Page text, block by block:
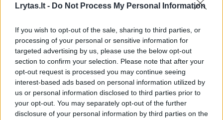
Lrytas.lt - Do Not Process My Personal Information
If you wish to opt-out of the sale, sharing to third parties, or
processing of your personal or sensitive information for
targeted advertising by us, please use the below opt-out
section to confirm your selection. Please note that after your
opt-out request is processed you may continue seeing
interest-based ads based on personal information utilized by
us or personal information disclosed to third parties prior to
your opt-out. You may separately opt-out of the further
disclosure of your personal information by third parties on the
Kuprines pasvėrę specialistai įspėja apie pavojingą
Žinios | Lietuvos diena
Visi įrašai
Žiūrimiausi įrašai